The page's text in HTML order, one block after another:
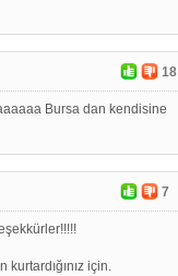
18
Bursa dan kendisine
7
için.